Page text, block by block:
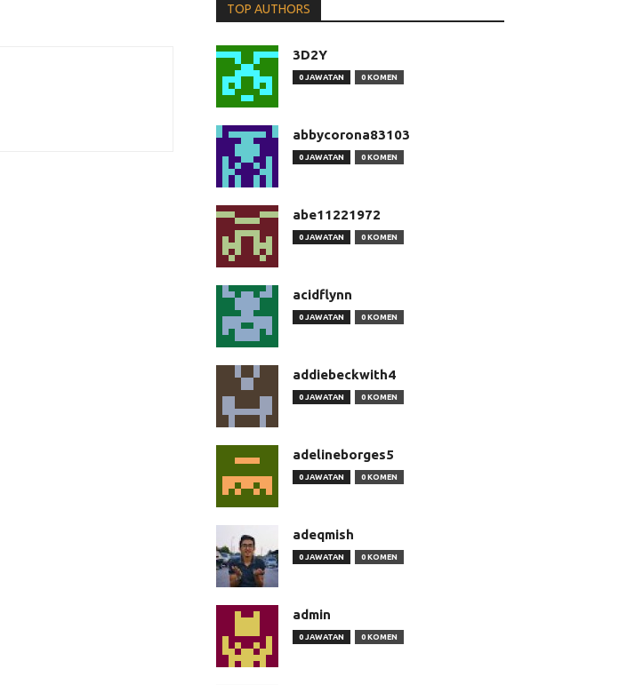
TOP AUTHORS
3D2Y
0 JAWATAN 0 KOMEN
abbycorona83103
0 JAWATAN 0 KOMEN
abe11221972
0 JAWATAN 0 KOMEN
acidflynn
0 JAWATAN 0 KOMEN
addiebeckwith4
0 JAWATAN 0 KOMEN
adelineborges5
0 JAWATAN 0 KOMEN
adeqmish
0 JAWATAN 0 KOMEN
admin
0 JAWATAN 0 KOMEN